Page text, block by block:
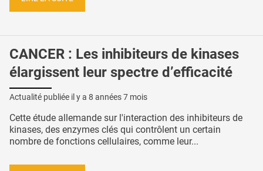
CANCER : Les inhibiteurs de kinases
élargissent leur spectre d’efficacité
Actualité publiée il y a 8 années 7 mois
Cette étude allemande sur l'interaction des inhibiteurs de
kinases, des enzymes clés qui contrôlent un certain
nombre de fonctions cellulaires, comme leur...